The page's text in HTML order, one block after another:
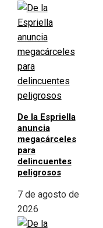
De la Espriella
anuncia
megacárceles
para
delincuentes
peligrosos
7 de agosto de
2026